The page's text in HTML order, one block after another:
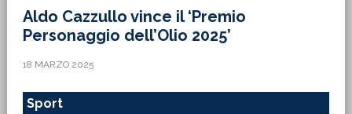
Aldo Cazzullo vince il ‘Premio
Personaggio dell’Olio 2025’
18 MARZO 2025
Sport